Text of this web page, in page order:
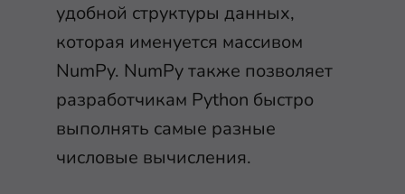
удобной структуры данных,
которая именуется массивом
NumPy. NumPy также позволяет
разработчикам Python быстро
выполнять самые разные
числовые вычисления.